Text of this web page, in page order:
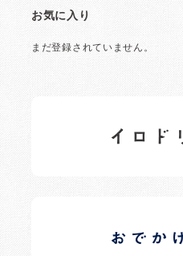
お気に入り
まだ登録されていません。